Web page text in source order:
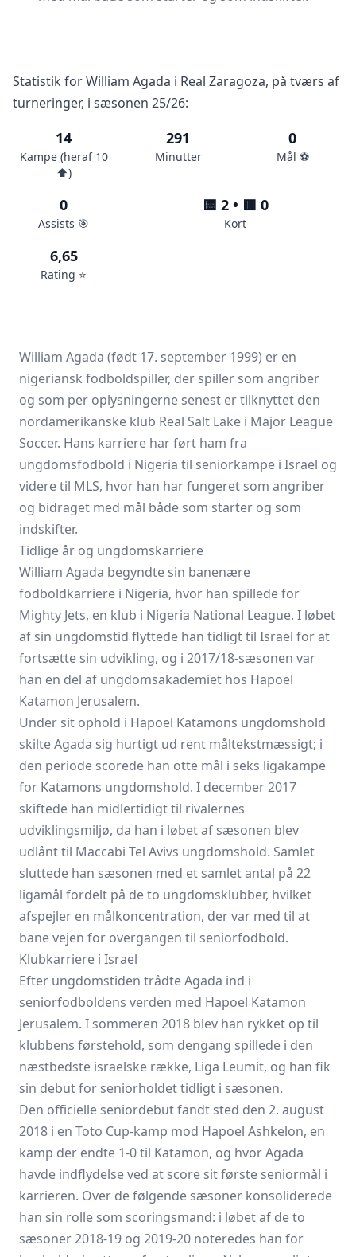
Statistik for William Agada i Real Zaragoza, på tværs af
turneringer, i sæsonen 25/26:
14
Kampe (heraf 10
⬆️)
291
Minutter
0
Mål ⚽️
0
Assists 🎯
🟨 2 • 🟥 0
Kort
6,65
Rating ⭐️
William Agada (født 17. september 1999) er en
nigeriansk fodboldspiller, der spiller som angriber
og som per oplysningerne senest er tilknyttet den
nordamerikanske klub Real Salt Lake i Major League
Soccer. Hans karriere har ført ham fra
ungdomsfodbold i Nigeria til seniorkampe i Israel og
videre til MLS, hvor han har fungeret som angriber
og bidraget med mål både som starter og som
indskifter.
Tidlige år og ungdomskarriere
William Agada begyndte sin banenære
fodboldkarriere i Nigeria, hvor han spillede for
Mighty Jets, en klub i Nigeria National League. I løbet
af sin ungdomstid flyttede han tidligt til Israel for at
fortsætte sin udvikling, og i 2017/18-sæsonen var
han en del af ungdomsakademiet hos Hapoel
Katamon Jerusalem.
Under sit ophold i Hapoel Katamons ungdomshold
skilte Agada sig hurtigt ud rent måltekstmæssigt; i
den periode scorede han otte mål i seks ligakampe
for Katamons ungdomshold. I december 2017
skiftede han midlertidigt til rivalernes
udviklingsmiljø, da han i løbet af sæsonen blev
udlånt til Maccabi Tel Avivs ungdomshold. Samlet
sluttede han sæsonen med et samlet antal på 22
ligamål fordelt på de to ungdomsklubber, hvilket
afspejler en målkoncentration, der var med til at
bane vejen for overgangen til seniorfodbold.
Klubkarriere i Israel
Efter ungdomstiden trådte Agada ind i
seniorfodboldens verden med Hapoel Katamon
Jerusalem. I sommeren 2018 blev han rykket op til
klubbens førstehold, som dengang spillede i den
næstbedste israelske række, Liga Leumit, og han fik
sin debut for seniorholdet tidligt i sæsonen.
Den officielle seniordebut fandt sted den 2. august
2018 i en Toto Cup-kamp mod Hapoel Ashkelon, en
kamp der endte 1-0 til Katamon, og hvor Agada
havde indflydelse ved at score sit første seniormål i
karrieren. Over de følgende sæsoner konsoliderede
han sin rolle som scoringsmand: i løbet af de to
sæsoner 2018-19 og 2019-20 noteredes han for